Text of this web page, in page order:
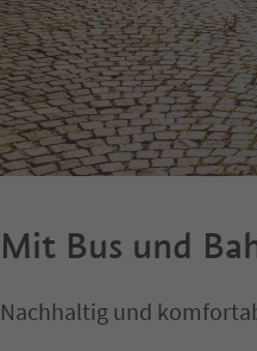
Mit Bus und
Nachhaltig und